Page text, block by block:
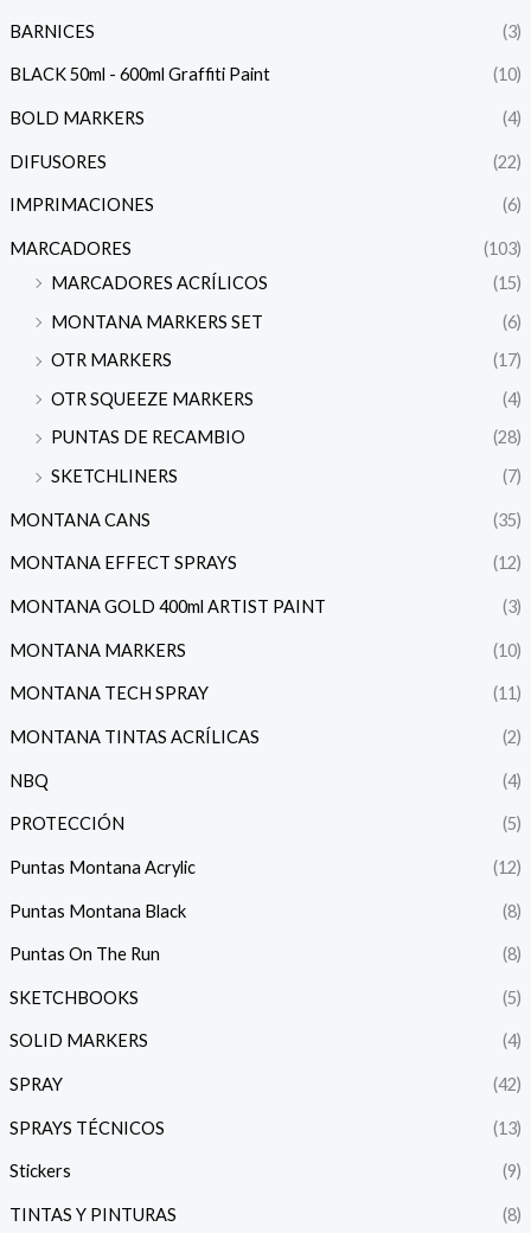
BARNICES (3)
BLACK 50ml - 600ml Graffiti Paint (10)
BOLD MARKERS (4)
DIFUSORES (22)
IMPRIMACIONES (6)
MARCADORES
(103)
MARCADORES ACRÍLICOS
(15)
MONTANA MARKERS SET
(6)
OTR MARKERS
(17)
OTR SQUEEZE MARKERS
(4)
PUNTAS DE RECAMBIO
(28)
SKETCHLINERS
(7)
MONTANA CANS (35)
MONTANA EFFECT SPRAYS (12)
MONTANA GOLD 400ml ARTIST PAINT (3)
MONTANA MARKERS (10)
MONTANA TECH SPRAY (11)
MONTANA TINTAS ACRÍLICAS (2)
NBQ (4)
PROTECCIÓN (5)
Puntas Montana Acrylic (12)
Puntas Montana Black (8)
Puntas On The Run (8)
SKETCHBOOKS (5)
SOLID MARKERS (4)
SPRAY (42)
SPRAYS TÉCNICOS (13)
Stickers (9)
TINTAS Y PINTURAS
(8)